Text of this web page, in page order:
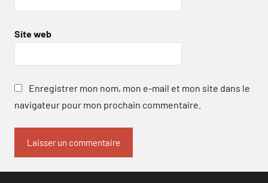
Site web
Enregistrer mon nom, mon e-mail et mon site dans le
navigateur pour mon prochain commentaire.